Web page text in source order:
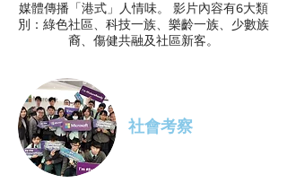
媒體傳播「港式」人情味。 影片內容有6大類
別：綠色社區、科技一族、樂齡一族、少數族
裔、傷健共融及社區新客。
社會考察